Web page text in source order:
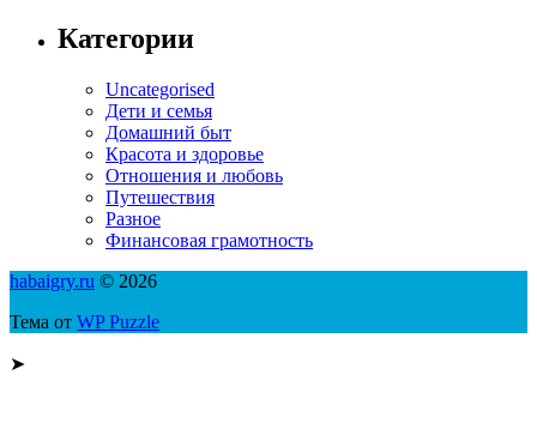
Категории
Uncategorised
Дети и семья
Домашний быт
Красота и здоровье
Отношения и любовь
Путешествия
Разное
Финансовая грамотность
habaigry.ru © 2026
Тема от WP Puzzle
➤